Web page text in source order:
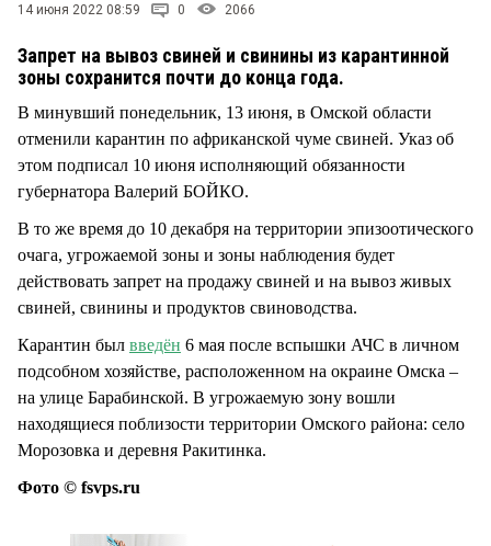
14 июня 2022 08:59 0 2066
Запрет на вывоз свиней и свинины из карантинной
зоны сохранится почти до конца года.
В минувший понедельник, 13 июня, в Омской области
отменили карантин по африканской чуме свиней. Указ об
этом подписал 10 июня исполняющий обязанности
губернатора Валерий БОЙКО.
В то же время до 10 декабря на территории эпизоотического
очага, угрожаемой зоны и зоны наблюдения будет
действовать запрет на продажу свиней и на вывоз живых
свиней, свинины и продуктов свиноводства.
Карантин был введён 6 мая после вспышки АЧС в личном
подсобном хозяйстве, расположенном на окраине Омска –
на улице Барабинской. В угрожаемую зону вошли
находящиеся поблизости территории Омского района: село
Морозовка и деревня Ракитинка.
Фото © fsvps.ru